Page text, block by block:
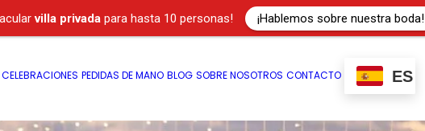
CELEBRACIONES PEDIDAS DE MANO BLOG SOBRE NOSOTROS CONTACTO ES
villa privadapara hasta 10 personas! ¡Hablemos sobre nuestra boda!